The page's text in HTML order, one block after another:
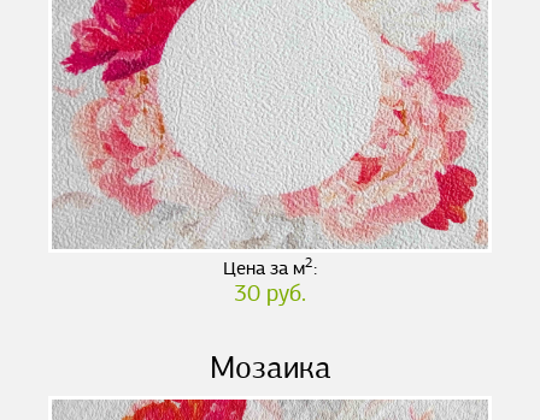
Цена за м2:
30 руб.
Мозаика